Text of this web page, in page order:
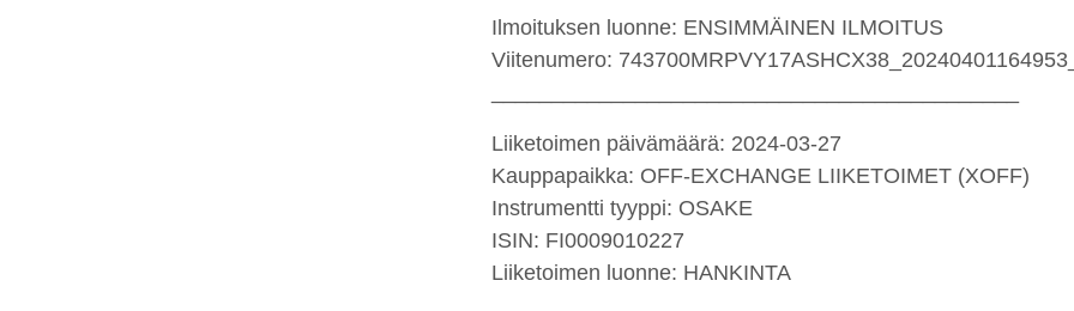
Ilmoituksen luonne: ENSIMMÄINEN ILMOITUS
Viitenumero:
Liiketoimen päivämäärä: 2024-03-27
Kauppapaikka: OFF-EXCHANGE LIIKETOIMET (XOFF)
Instrumentti tyyppi: OSAKE
ISIN: FI0009010227
Liiketoimen luonne: HANKINTA